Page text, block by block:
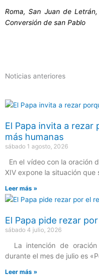
Roma, San Juan de
Conversión de san Pablo
Noticias anteriores
El Papa invita a rezar
más humanas
sábado 1 agosto, 2026
En el vídeo con la oración
XIV expone la situación que
Leer más »
El Papa pide rezar
sábado 4 julio, 2026
La intención de
durante el mes de julio es
Leer más »